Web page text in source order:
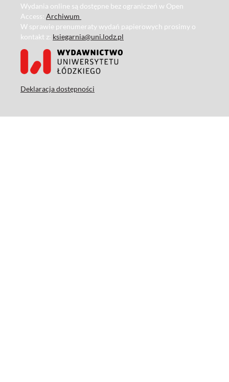
Wydania online są dostępne bez ograniczeń w Open
Access: Archiwum
W sprawie prenumeraty wydań papierowych prosimy o
kontakt z: ksiegarnia@uni.lodz.pl
Deklaracja dostępności